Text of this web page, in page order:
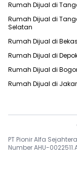
Rumah Dijual di
Rumah Dijual di
Selatan
Rumah Dijual di
Rumah Dijual di
Rumah Dijual di
Rumah Dijual di
PT Pionir Alfa
Number AHU-